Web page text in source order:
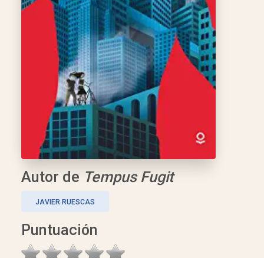
Autor de Tempus Fugit
JAVIER RUESCAS
Puntuación